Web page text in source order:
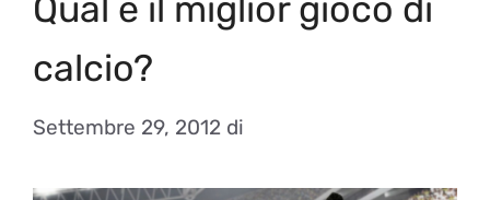
Qual è il miglior gioco di
calcio?
Settembre 29, 2012 di